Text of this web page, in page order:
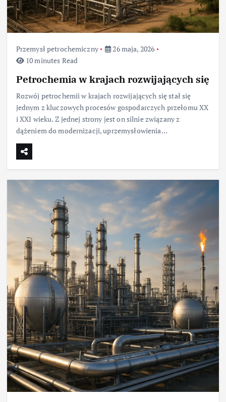
Przemysł petrochemiczny
26 maja, 2026
10 minutes Read
Petrochemia w krajach rozwijających się
Rozwój petrochemii w krajach rozwijających się stał się
jednym z kluczowych procesów gospodarczych przełomu XX
i XXI wieku. Z jednej strony jest on silnie związany z
dążeniem do modernizacji, uprzemysłowienia…